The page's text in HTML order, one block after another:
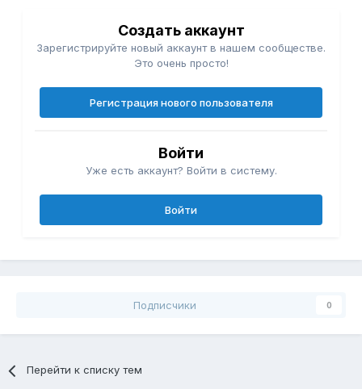
Создать аккаунт
Зарегистрируйте новый аккаунт в нашем сообществе.
Это очень просто!
Регистрация нового пользователя
Войти
Уже есть аккаунт? Войти в систему.
Войти
Подписчики 0
Перейти к списку тем